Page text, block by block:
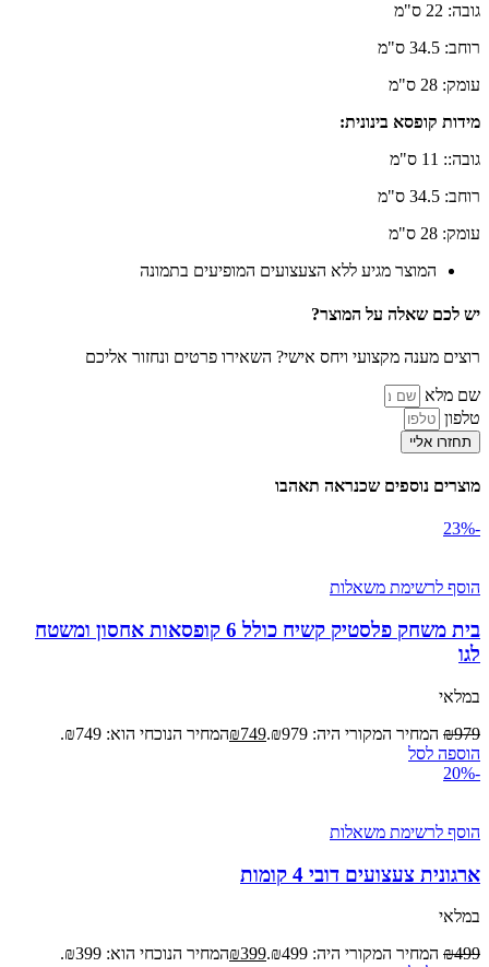
גובה: 22 ס"מ
רוחב: 34.5 ס"מ
עומק: 28 ס"מ
מידות קופסא בינונית:
גובה:: 11 ס"מ
רוחב: 34.5 ס"מ
עומק: 28 ס"מ
המוצר מגיע ללא הצעצועים המופיעים בתמונה
יש לכם שאלה על המוצר?
רוצים מענה מקצועי ויחס אישי? השאירו פרטים ונחזור אליכם
שם מלא
טלפון
תחזרו אליי
מוצרים נוספים שכנראה תאהבו
-23%
הוסף לרשימת משאלות
בית משחק פלסטיק קשיח כולל 6 קופסאות אחסון ומשטח
לגו
במלאי
₪979 המחיר המקורי היה: ₪979. ₪749
המחיר הנוכחי הוא: ₪749.
הוספה לסל
-20%
הוסף לרשימת משאלות
ארגונית צעצועים דובי 4 קומות
במלאי
₪499 המחיר המקורי היה: ₪499. ₪399
המחיר הנוכחי הוא: ₪399.